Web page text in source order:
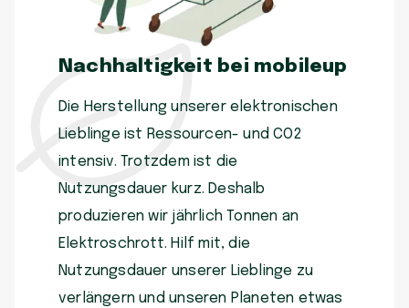
Nachhaltigkeit bei mobileup
Die Herstellung unserer elektronischen
Lieblinge ist Ressourcen- und CO2
intensiv. Trotzdem ist die
Nutzungsdauer kurz. Deshalb
produzieren wir jährlich Tonnen an
Elektroschrott. Hilf mit, die
Nutzungsdauer unserer Lieblinge zu
verlängern und unseren Planeten etwas